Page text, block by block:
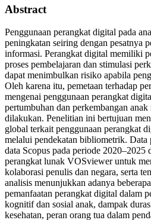
Abstract
Penggunaan perangkat digital pada
peningkatan seiring dengan pesatnya
informasi. Perangkat digital memiliki
proses pembelajaran dan stimulasi
dapat menimbulkan risiko apabila
Oleh karena itu, pemetaan terhadap
mengenai penggunaan perangkat
pertumbuhan dan perkembangan
dilakukan. Penelitian ini bertujuan
global terkait penggunaan perangkat
melalui pendekatan bibliometrik. Data
data Scopus pada periode 2020–2025
perangkat lunak VOSviewer untuk
kolaborasi penulis dan negara, serta
analisis menunjukkan adanya
pemanfaatan perangkat digital dalam
kognitif dan sosial anak, dampak
kesehatan, peran orang tua dalam